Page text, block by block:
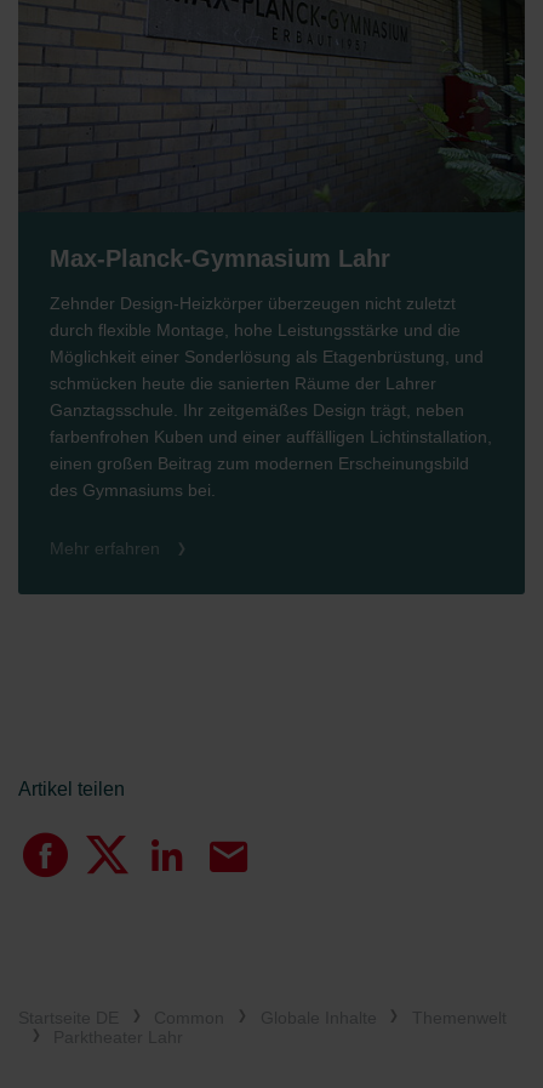
Max-Planck-Gymnasium Lahr
Zehnder Design-Heizkörper überzeugen nicht zuletzt
durch flexible Montage, hohe Leistungsstärke und die
Möglichkeit einer Sonderlösung als Etagenbrüstung, und
schmücken heute die sanierten Räume der Lahrer
Ganztagsschule. Ihr zeitgemäßes Design trägt, neben
farbenfrohen Kuben und einer auffälligen Lichtinstallation,
einen großen Beitrag zum modernen Erscheinungsbild
des Gymnasiums bei.
Mehr erfahren
Artikel teilen